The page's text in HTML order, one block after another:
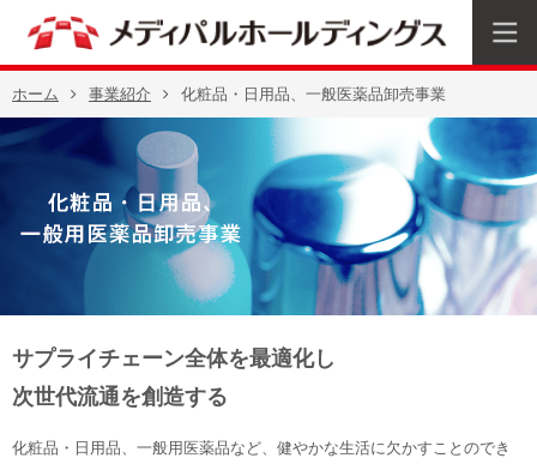
ホーム 事業紹介 化粧品・日用品、一般医薬品卸売事業
サプライチェーン全体を最適化し
次世代流通を創造する
化粧品・日用品、一般用医薬品など、健やかな生活に欠かすことのでき